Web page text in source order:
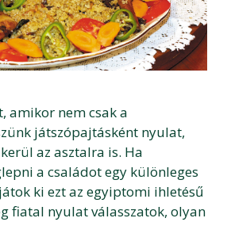
amikor nem csak a
játszópajtásként nyulat,
az asztalra is. Ha
a családot egy különleges
ki ezt az egyiptomi ihletésű
fiatal nyulat válasszatok, olyan